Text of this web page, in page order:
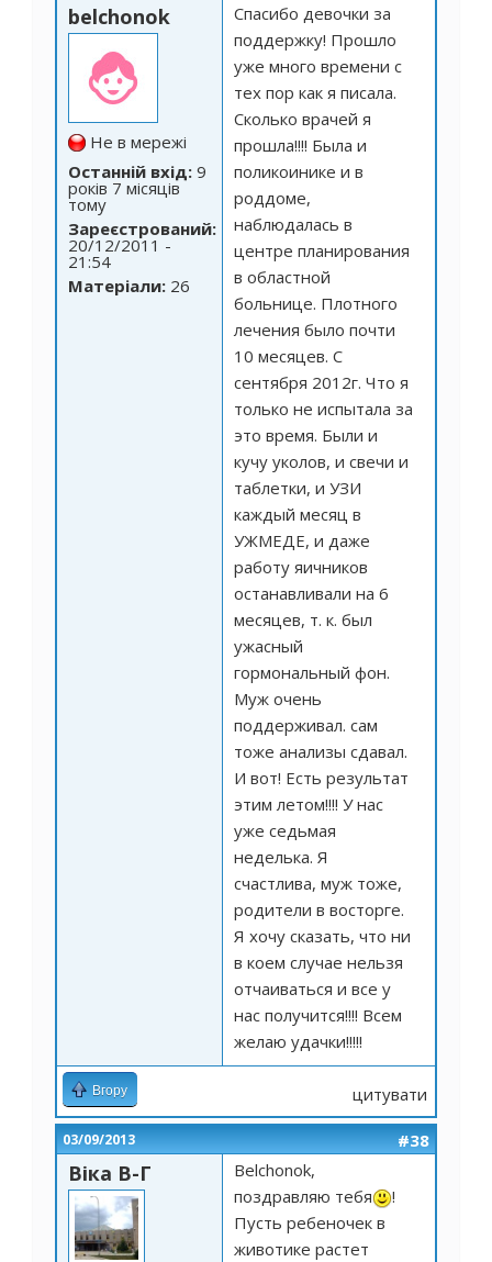
belchonok
Не в мережі
Останній вхід: 9
років 7 місяців
тому
Зареєстрований:
20/12/2011 -
21:54
Матеріали: 26
Спасибо девочки за
поддержку! Прошло
уже много времени с
тех пор как я писала.
Сколько врачей я
прошла!!!! Была и
поликоинике и в
роддоме,
наблюдалась в
центре планирования
в областной
больнице. Плотного
лечения было почти
10 месяцев. С
сентября 2012г. Что я
только не испытала за
это время. Были и
кучу уколов, и свечи и
таблетки, и УЗИ
каждый месяц в
УЖМЕДЕ, и даже
работу яичников
останавливали на 6
месяцев, т. к. был
ужасный
гормональный фон.
Муж очень
поддерживал. сам
тоже анализы сдавал.
И вот! Есть результат
этим летом!!!! У нас
уже седьмая
неделька. Я
счастлива, муж тоже,
родители в восторге.
Я хочу сказать, что ни
в коем случае нельзя
отчаиваться и все у
нас получится!!!! Всем
желаю удачки!!!!!
Вгору цитувати
03/09/2013 #38
Віка В-Г
Belchonok,
поздравляю тебя
!
Пусть ребеночек в
животике растет